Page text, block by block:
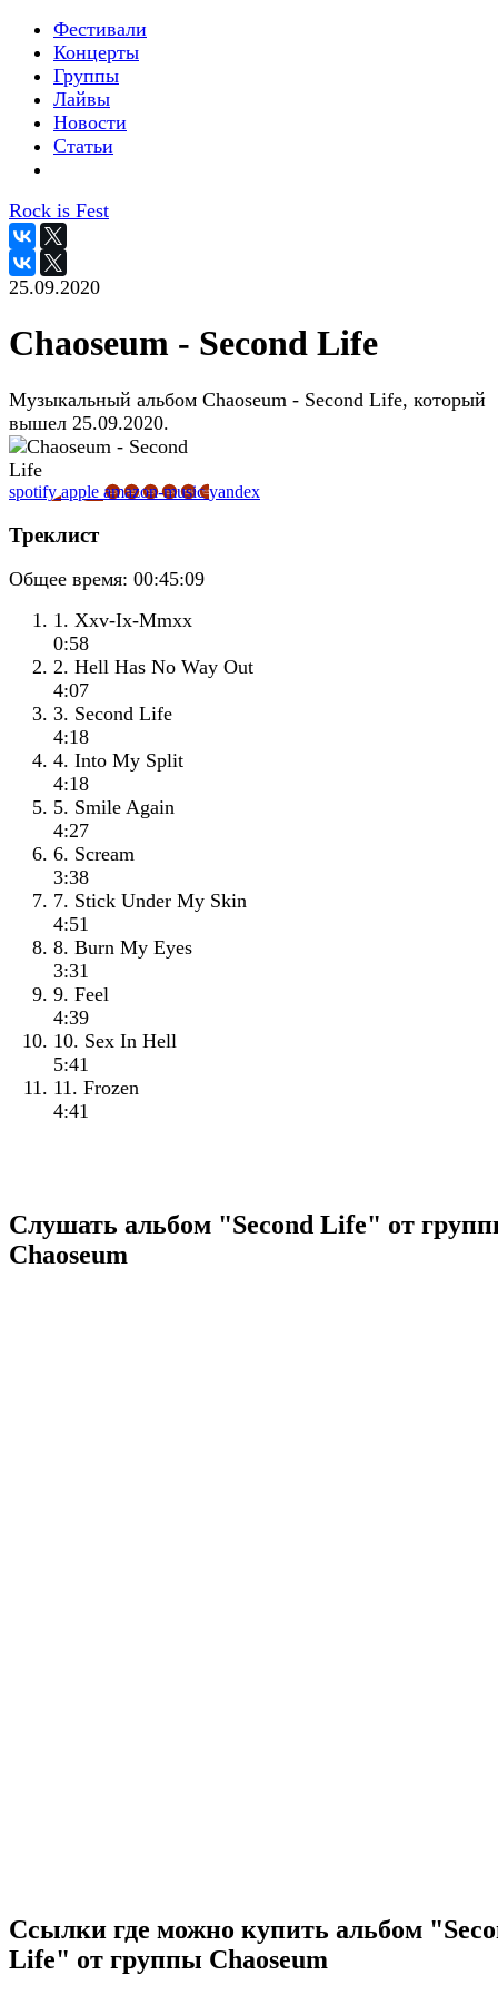
Фестивали
Концерты
Группы
Лайвы
Новости
Статьи
Rock is Fest
25.09.2020
Chaoseum - Second Life
Музыкальный альбом Chaoseum - Second Life, который
вышел 25.09.2020.
spotifyapple amazon-musicyandex
Треклист
Общее время: 00:45:09
1. Xxv-Ix-Mmxx
0:58
2. Hell Has No Way Out
4:07
3. Second Life
4:18
4. Into My Split
4:18
5. Smile Again
4:27
6. Scream
3:38
7. Stick Under My Skin
4:51
8. Burn My Eyes
3:31
9. Feel
4:39
10. Sex In Hell
5:41
11. Frozen
4:41
Слушать альбом "Second Life" от
Chaoseum
Ссылки где можно купить альбом
Life" от группы Chaoseum